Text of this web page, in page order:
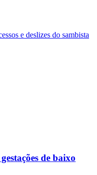
e deslizes do sambista
de baixo